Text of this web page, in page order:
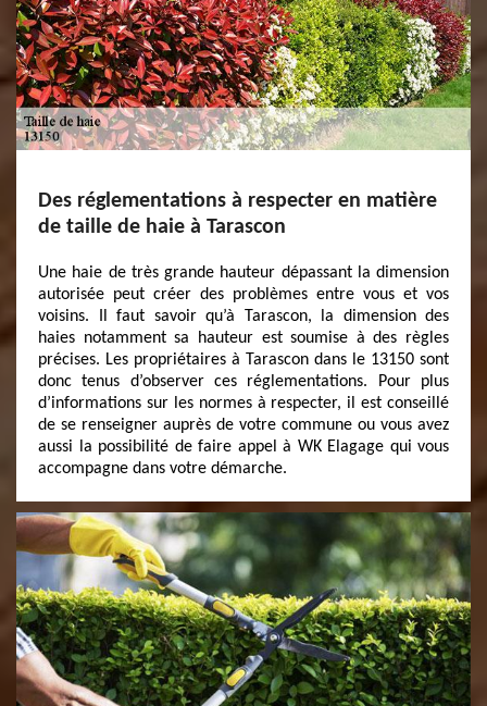
Des réglementations à respecter en matière
de taille de haie à Tarascon
Une haie de très grande hauteur dépassant la dimension
autorisée peut créer des problèmes entre vous et vos
voisins. Il faut savoir qu’à Tarascon, la dimension des
haies notamment sa hauteur est soumise à des règles
précises. Les propriétaires à Tarascon dans le 13150 sont
donc tenus d’observer ces réglementations. Pour plus
d’informations sur les normes à respecter, il est conseillé
de se renseigner auprès de votre commune ou vous avez
aussi la possibilité de faire appel à WK Elagage qui vous
accompagne dans votre démarche.